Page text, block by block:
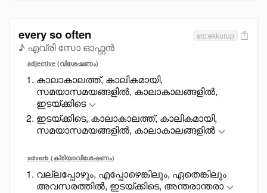
every so often
♪ എവ്രി സോ ഓഫ്റ്റൻ
src:ekkurup
adjective (വിശേഷണം)
കാലാകാലത്ത്, കാലികമായി,
സമയാസമയങ്ങളിൽ, കാലാകാലങ്ങളിൽ,
ഇടയ്ക്കിടെ
ഇടയ്ക്കിടെ, കാലാകാലത്ത്, കാലികമായി,
സമയാസമയങ്ങളിൽ, കാലാകാലങ്ങളിൽ
adverb (ക്രിയാവിശേഷണം)
വല്ലപ്പോഴും, എപ്പോഴെങ്കിലും, ഏതെങ്കിലും
അവസരത്തിൽ, ഇടയ്ക്കിടെ, അന്തരാന്തരാ